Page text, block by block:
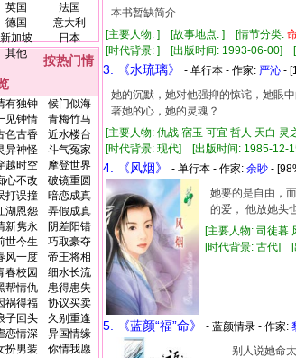
英国
法国
德国
意大利
新加坡
日本
其他
按热门情
有独钟
候门似海
见钟情
青梅竹马
色古香
近水楼台
异神怪
斗气冤家
越时空
摩登世界
心不改
破镜重圆
打误撞
暗恋成真
湖恩怨
弄假成真
新隽永
阴差阳错
世今生
巧取豪夺
风一度
帝王将相
春校园
细水长流
帮情仇
患得患失
祸得福
协议买卖
子回头
久别重逢
恋情深
异国情缘
扮男装
你情我愿
本书暂缺简介
[主要人物: ] [故事地点: ] [情节分类:
[时代背景: ] [出版时间: 1993-06-00]
3. 《水琉璃》 - 单行本 - 作家: 严沁 -
她的沉默，她对他强抑的惊诧，她眼
著她的心，她的灵魂？
[主要人物: 仇战 宿玉 可宜 哲人 天白
[时代背景: 现代] [出版时间: 1985-
4. 《风烟》 - 单行本 - 作家: 余眇 -
她要的是自由，
的爱， 他放她头
[主要人物: 司徒
[时代背景: 古代]
5. 《蓝颜“福”命》 - 蓝颜情录 - 作家:
别人说她命